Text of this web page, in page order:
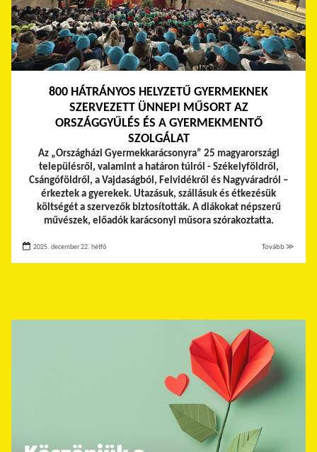
800 HÁTRÁNYOS HELYZETŰ GYERMEKNEK
SZERVEZETT ÜNNEPI MŰSORT AZ
ORSZÁGGYŰLÉS ÉS A GYERMEKMENTŐ
SZOLGÁLAT
Az „Országházi Gyermekkarácsonyra” 25 magyarországi
településről, valamint a határon túlról - Székelyföldről,
Csángóföldről, a Vajdaságból, Felvidékről és Nagyváradról –
érkeztek a gyerekek. Utazásuk, szállásuk és étkezésük
költségét a szervezők biztosították. A diákokat népszerű
művészek, előadók karácsonyi műsora szórakoztatta.
2025. december 22. hétfő Tovább ≫